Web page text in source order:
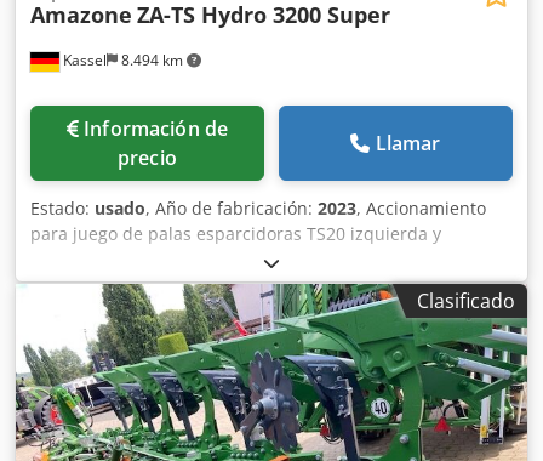
Kassel 8.494 km
Amazone ZA-TS Hydro 3200 Super
Información de
precio
Llamar
Estado: usado, Año de fabricación: 2023, Accionamiento
para juego de palas esparcidoras TS20 izquierda y
derecha, accionamiento hidráulico izquierda y derecha
con Auto TS y FlowControl, disco principal izquierda y
derecha con AutoTS, barra de protección tubular,
dispositivo de rodillo y estacionamiento abatible,
iluminación de trabajo, sensor de inclinación para sistema
de pesaje, 16 unidades EasyCheck. Crsdjt A Tzwjpfx Alxef
Clasificado